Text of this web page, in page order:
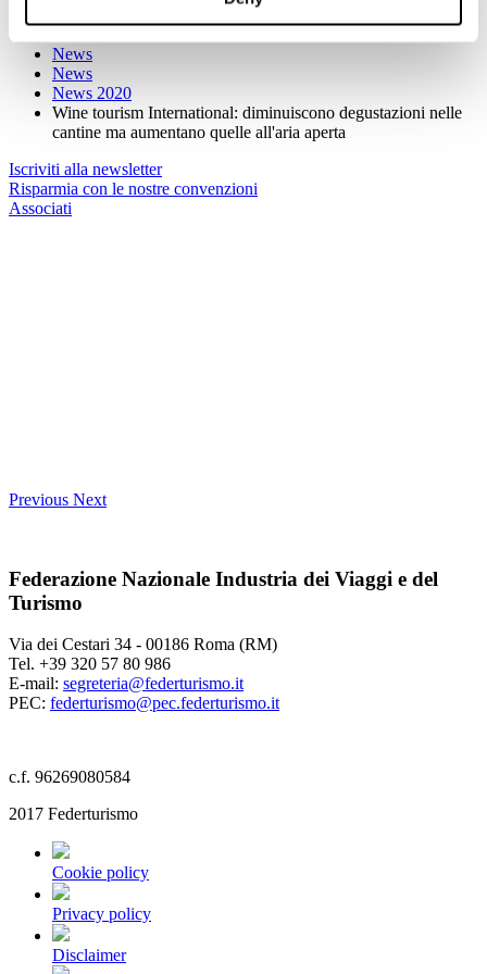
News
News
News 2020
Wine tourism International: diminuiscono degustazioni nelle
cantine ma aumentano quelle all'aria aperta
Iscriviti alla newsletter
Risparmia con le nostre convenzioni
Associati
Previous Next
Federazione Nazionale Industria dei Viaggi e del
Turismo
Via dei Cestari 34 - 00186 Roma (RM)
Tel. +39 320 57 80 986
E-mail: segreteria@federturismo.it
PEC: federturismo@pec.federturismo.it
c.f. 96269080584
2017 Federturismo
Cookie policy
Privacy policy
Disclaimer